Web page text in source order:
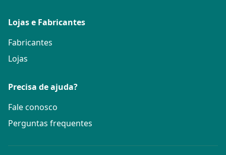
Lojas e Fabricantes
Fabricantes
Lojas
Precisa de ajuda?
Fale conosco
Perguntas frequentes